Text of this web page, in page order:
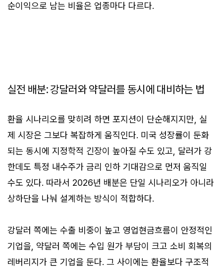
순이익으로 남는 비율은 업종마다 다르다.
실전 배분: 강달러와 약달러를 동시에 대비하는 법
환율 시나리오를 맞히려 하면 포지션이 단순해지지만, 실
제 시장은 그보다 복잡하게 움직인다. 미국 성장률이 둔화
되는 동시에 지정학적 긴장이 높아질 수도 있고, 달러가 강
한데도 특정 내수주가 금리 인하 기대감으로 먼저 움직일
수도 있다. 따라서 2026년 배분은 단일 시나리오가 아니라
상하단을 나눠 설계하는 방식이 적합하다.
강달러 쪽에는 수출 비중이 높고 영업현금흐름이 안정적인
기업을, 약달러 쪽에는 수입 원가 부담이 크고 소비 회복의
레버리지가 큰 기업을 둔다. 그 사이에는 환율보다 구조적